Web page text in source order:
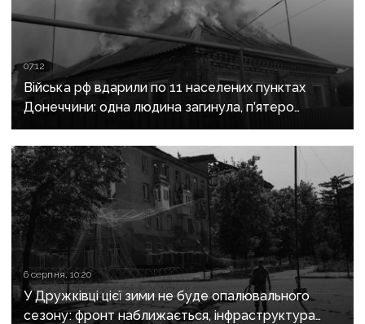
07:12
Війська рф вдарили по 11 населених пунктах
Донеччини: одна людина загинула, п’ятеро
поранені
6 серпня, 10:20
У Дружківці цієї зими не буде опалювального
сезону: фронт наближається, інфраструктура